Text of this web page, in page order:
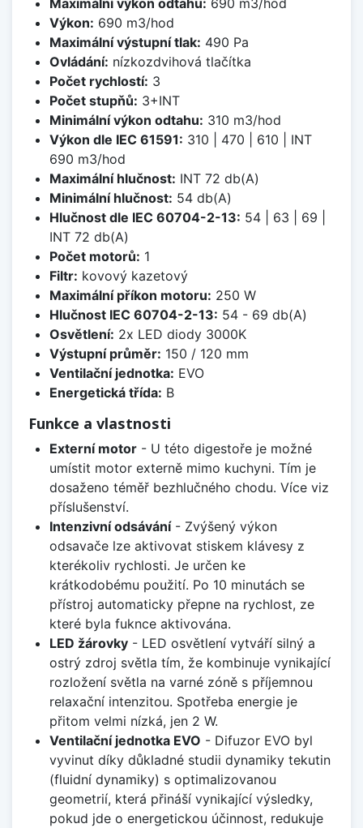
Maximální výkon odtahu: 690 m3/hod
Výkon: 690 m3/hod
Maximální výstupní tlak: 490 Pa
Ovládání: nízkozdvihová tlačítka
Počet rychlostí: 3
Počet stupňů: 3+INT
Minimální výkon odtahu: 310 m3/hod
Výkon dle IEC 61591: 310 | 470 | 610 | INT
690 m3/hod
Maximální hlučnost: INT 72 db(A)
Minimální hlučnost: 54 db(A)
Hlučnost dle IEC 60704-2-13: 54 | 63 | 69 |
INT 72 db(A)
Počet motorů: 1
Filtr: kovový kazetový
Maximální příkon motoru: 250 W
Hlučnost IEC 60704-2-13: 54 - 69 db(A)
Osvětlení: 2x LED diody 3000K
Výstupní průměr: 150 / 120 mm
Ventilační jednotka: EVO
Energetická třída: B
Funkce a vlastnosti
Externí motor- U této digestoře je možné
umístit motor externě mimo kuchyni. Tím je
dosaženo téměř bezhlučného chodu. Více viz
příslušenství.
Intenzivní odsávání- Zvýšený výkon
odsavače lze aktivovat stiskem klávesy z
kterékoliv rychlosti. Je určen ke
krátkodobému použití. Po 10 minutách se
přístroj automaticky přepne na rychlost, ze
které byla fuknce aktivována.
LED žárovky- LED osvětlení vytváří silný a
ostrý zdroj světla tím, že kombinuje vynikající
rozložení světla na varné zóně s příjemnou
relaxační intenzitou. Spotřeba energie je
přitom velmi nízká, jen 2 W.
Ventilační jednotka EVO - Difuzor EVO byl
vyvinut díky důkladné studii dynamiky tekutin
(fluidní dynamiky) s optimalizovanou
geometrií, která přináší vynikající výsledky,
pokud jde o energetickou účinnost, redukuje